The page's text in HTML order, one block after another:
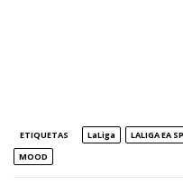
ETIQUETAS LaLiga LALIGA EA
MOOD